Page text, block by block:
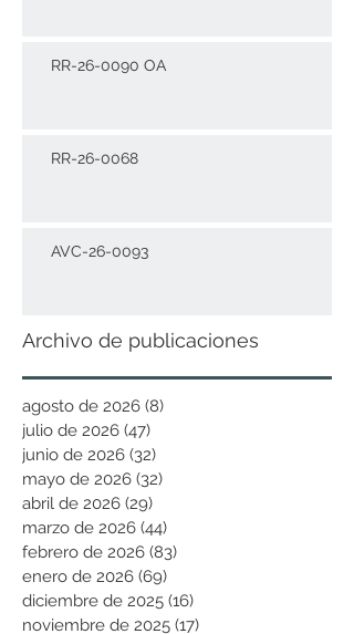
RR-26-0090 OA
RR-26-0068
AVC-26-0093
Archivo de publicaciones
agosto de 2026 (8)
julio de 2026 (47)
junio de 2026 (32)
mayo de 2026 (32)
abril de 2026 (29)
marzo de 2026 (44)
febrero de 2026 (83)
enero de 2026 (69)
diciembre de 2025 (16)
noviembre de 2025 (17)